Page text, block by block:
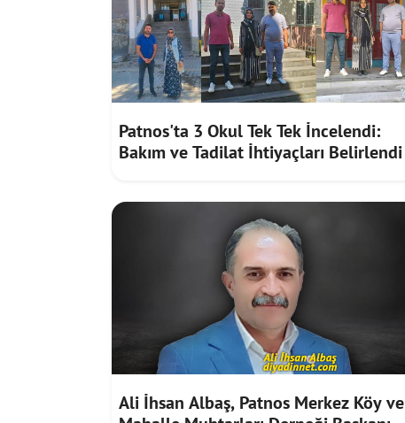
Patnos'ta 3 Okul Tek Tek İncelendi:
Bakım ve Tadilat İhtiyaçları Belirlendi
Ali İhsan Albaş, Patnos Merkez Köy ve